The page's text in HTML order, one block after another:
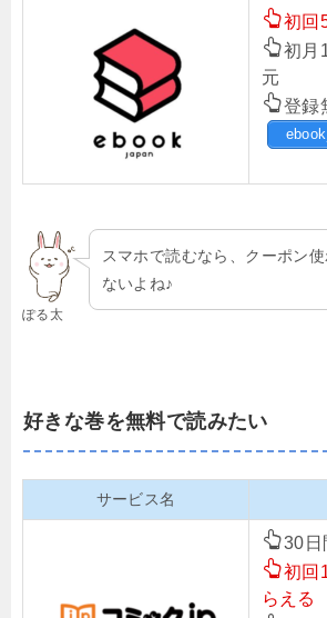
初回
初月
元
登録
ぽる太
スマホで読むなら、クーポン
ないよね♪
好きな巻を無料で読みたい
サービス名
30日
初回
らえる